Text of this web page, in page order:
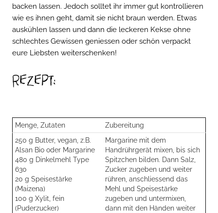
backen lassen. Jedoch solltet ihr immer gut kontrollieren
wie es ihnen geht, damit sie nicht braun werden. Etwas
auskühlen lassen und dann die leckeren Kekse ohne
schlechtes Gewissen geniessen oder schön verpackt
eure Liebsten weiterschenken!
Rezept:
Menge, Zutaten
Zubereitung
250 g Butter, vegan, z.B.
Alsan Bio oder Margarine
480 g Dinkelmehl Type
630
20 g Speisestärke
(Maizena)
100 g Xylit, fein
(Puderzucker)
Margarine mit dem
Handrührgerät mixen, bis sich
Spitzchen bilden. Dann Salz,
Zucker zugeben und weiter
rühren, anschliessend das
Mehl und Speisestärke
zugeben und untermixen,
dann mit den Händen weiter